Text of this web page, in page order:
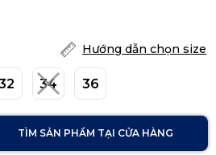
Hướng dẫn chọn size
34 36
TÌM SẢN PHẨM TẠI CỬA HÀNG